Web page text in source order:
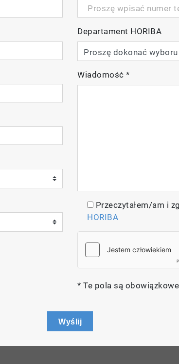
Departament HORIBA
Wiadomość *
Przeczytałem/am i
HORIBA
* Te pola są
Wyślij